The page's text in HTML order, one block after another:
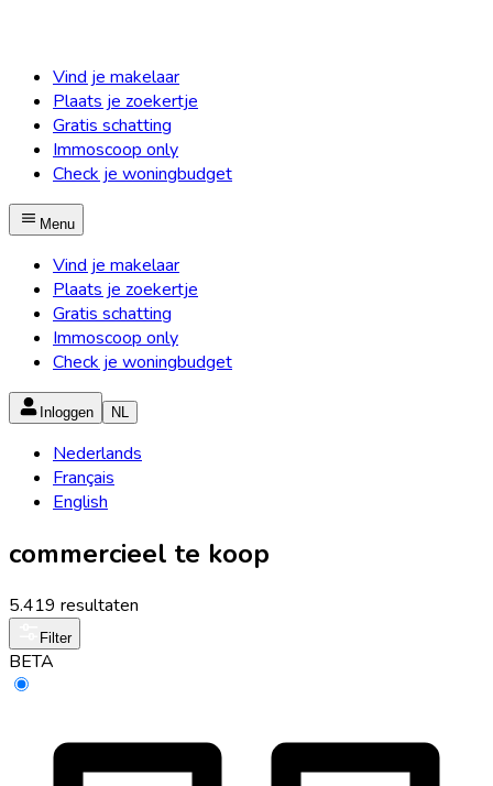
Vind je makelaar
Plaats je zoekertje
Gratis schatting
Immoscoop only
Check je woningbudget
Menu
Vind je makelaar
Plaats je zoekertje
Gratis schatting
Immoscoop only
Check je woningbudget
Inloggen NL
Nederlands
Français
English
commercieel te koop
5.419 resultaten
Filter
BETA